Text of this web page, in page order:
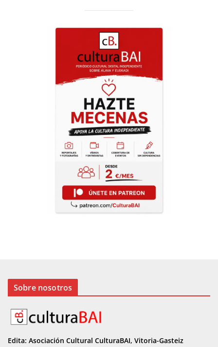
Sobre nosotros
Edita: Asociación Cultural CulturaBAI, Vitoria-Gasteiz